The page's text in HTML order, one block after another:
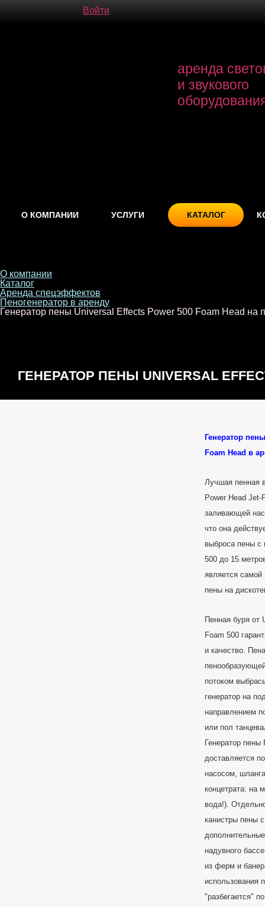
Войти
аренда
и звукового
О КОМПАНИИ УСЛУГИ КАТАЛОГ
О компании
Каталог
Аренда спецэффектов
Пеногенератор в аренду
Генератор пены Universal Effects Power 500 Foam Head на
ГЕНЕРАТОР ПЕНЫ UNIVERSAL
Генератор
Foam Head в
Лучшая пенная
Power Head Jet-
заливающей
что она
выброса пены с
500 до 15
является
пены на
Пенная буря от
Foam 500
и качество.
потоком
генератор на
направлением
или пол
Генератор
доставляется
насосом,
концетрата: на
вода!).
канистры пены
надувного
из ферм и
использования
"разбегается"